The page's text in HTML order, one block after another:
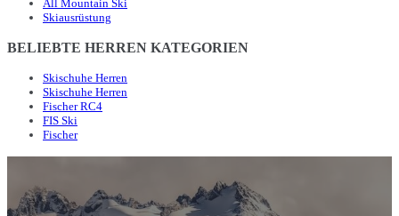
All Mountain Ski
Skiausrüstung
BELIEBTE HERREN KATEGORIEN
Skischuhe Herren
Skischuhe Herren
Fischer RC4
FIS Ski
Fischer